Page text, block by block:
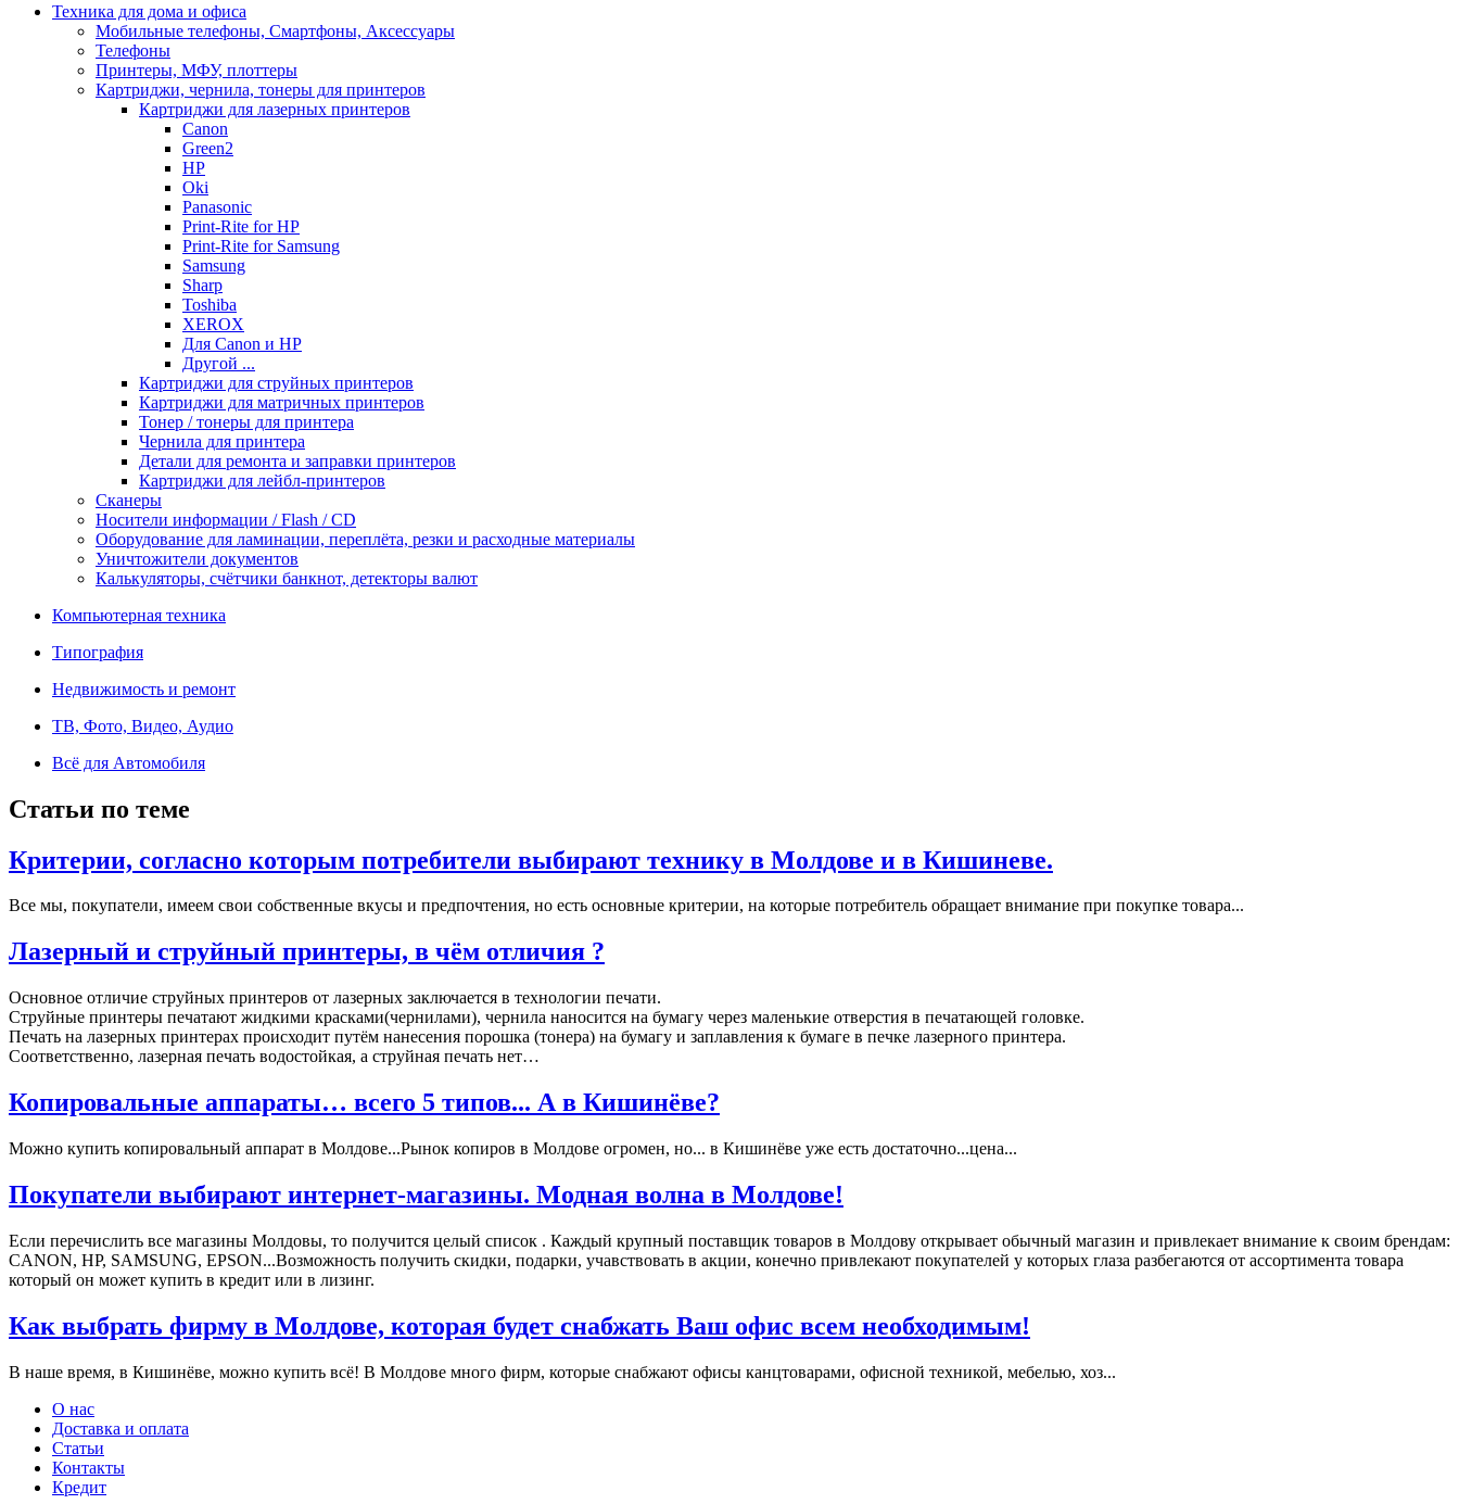
Техника для дома и офиса
Мобильные телефоны, Смартфоны, Аксессуары
Телефоны
Принтеры, МФУ, плоттеры
Картриджи, чернила, тонеры для принтеров
Картриджи для лазерных принтеров
Canon
Green2
HP
Oki
Panasonic
Print-Rite for HP
Print-Rite for Samsung
Samsung
Sharp
Toshiba
XEROX
Для Canon и HP
Другой ...
Картриджи для струйных принтеров
Картриджи для матричных принтеров
Тонер / тонеры для принтера
Чернила для принтера
Детали для ремонта и заправки принтеров
Картриджи для лейбл-принтеров
Сканеры
Носители информации / Flash / CD
Оборудование для ламинации, переплёта, резки и расходные материалы
Уничтожители документов
Калькуляторы, счётчики банкнот, детекторы валют
Компьютерная техника
Типография
Недвижимость и ремонт
ТВ, Фото, Видео, Аудио
Всё для Автомобиля
Статьи по теме
Критерии, согласно которым потребители выбирают технику в Молдове и в Кишиневе.
Все мы, покупатели, имеем свои собственные вкусы и предпочтения, но есть основные критерии, на которые потребитель обращает внимание при покупке товара...
Лазерный и струйный принтеры, в чём отличия ?
Основное отличие струйных принтеров от лазерных заключается в технологии печати.
Струйные принтеры печатают жидкими красками(чернилами), чернила наносится на бумагу через маленькие отверстия в печатающей головке.
Печать на лазерных принтерах происходит путём нанесения порошка (тонера) на бумагу и заплавления к бумаге в печке лазерного принтера.
Соответственно, лазерная печать водостойкая, а струйная печать нет…
Копировальные аппараты… всего 5 типов... А в Кишинёве?
Можно купить копировальный аппарат в Молдове...Рынок копиров в Молдове огромен, но... в Кишинёве уже есть достаточно...цена...
Покупатели выбирают интернет-магазины. Модная волна в Молдове!
Если перечислить все магазины Молдовы, то получится целый список . Каждый крупный поставщик товаров в Молдову открывает обычный магазин и привлекает внимание к своим брендам:
СANON, HP, SAMSUNG, EPSON...Возможность получить скидки, подарки, учавствовать в акции, конечно привлекают покупателей у которых глаза разбегаются от ассортимента товара
который он может купить в кредит или в лизинг.
Как выбрать фирму в Молдове, которая будет снабжать Ваш офис всем необходимым!
В наше время, в Кишинёве, можно купить всё! В Молдове много фирм, которые снабжают офисы канцтоварами, офисной техникой, мебелью, хоз...
О нас
Доставка и оплата
Статьи
Контакты
Кредит